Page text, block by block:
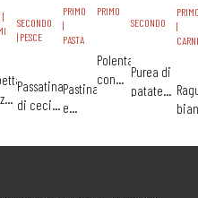
|
SECONDO
| PESCE
Passatina
di ceci
filetto di
PRIMO
|
PASTA
Pastina
e
PRIMO
Polenta
con
SECONDO
Purea di
patate
|